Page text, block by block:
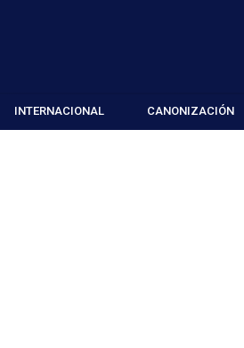
INTERNACIONAL CANONIZACIÓN